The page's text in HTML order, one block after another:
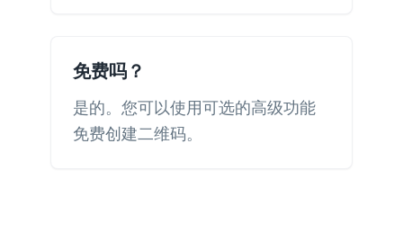
免费吗？
是的。您可以使用可选的高级功能
免费创建二维码。